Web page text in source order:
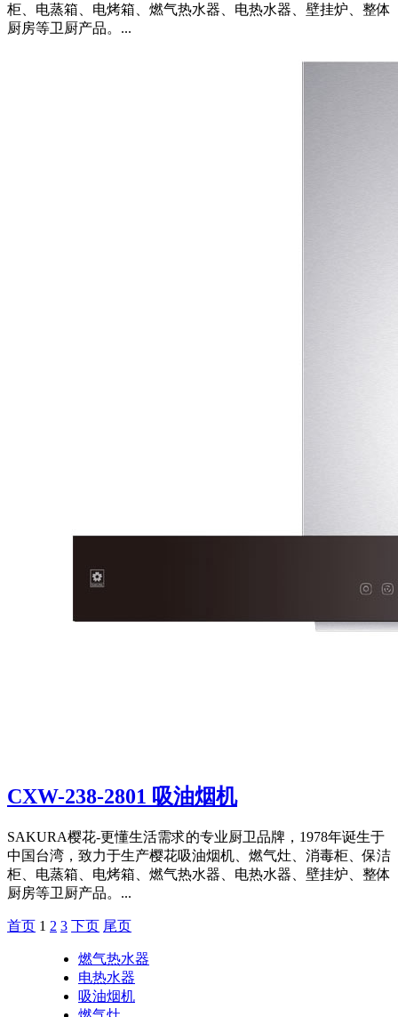
柜、电蒸箱、电烤箱、燃气热水器、电热水器、壁挂炉、整体
厨房等卫厨产品。...
CXW-238-2801 吸油烟机
SAKURA樱花-更懂生活需求的专业厨卫品牌，1978年诞生于
中国台湾，致力于生产樱花吸油烟机、燃气灶、消毒柜、保洁
柜、电蒸箱、电烤箱、燃气热水器、电热水器、壁挂炉、整体
厨房等卫厨产品。...
首页️ 1 2 3 下页 尾页
燃气热水器
电热水器
吸油烟机